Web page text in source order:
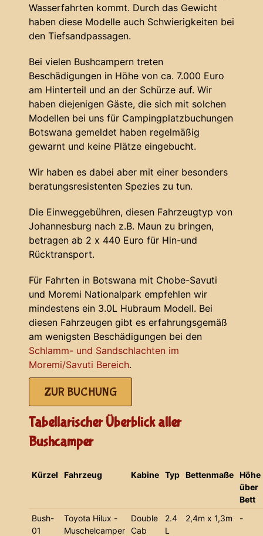
Wasserfahrten kommt. Durch das Gewicht
haben diese Modelle auch Schwierigkeiten bei
den Tiefsandpassagen.
Bei vielen Bushcampern treten
Beschädigungen in Höhe von ca. 7.000 Euro
am Hinterteil und an der Schürze auf. Wir
haben diejenigen Gäste, die sich mit solchen
Modellen bei uns für Campingplatzbuchungen
Botswana gemeldet haben regelmäßig
gewarnt und keine Plätze eingebucht.
Wir haben es dabei aber mit einer besonders
beratungsresistenten Spezies zu tun.
Die Einweggebühren, diesen Fahrzeugtyp von
Johannesburg nach z.B. Maun zu bringen,
betragen ab 2 x 440 Euro für Hin-und
Rücktransport.
Für Fahrten in Botswana mit Chobe-Savuti
und Moremi Nationalpark empfehlen wir
mindestens ein 3.0L Hubraum Modell. Bei
diesen Fahrzeugen gibt es erfahrungsgemäß
am wenigsten Beschädigungen bei den
Schlamm- und Sandschlachten im
Moremi/Savuti Bereich.
ZUR BUCHUNG
Tabellarischer Überblick aller
Bushcamper
Kürzel Fahrzeug Kabine Typ Bettenmaße Höhe
über
Bett
Bush-
01
Toyota Hilux -
Muschelcamper
Double
Cab
2.4
L
2,4m x 1,3m -